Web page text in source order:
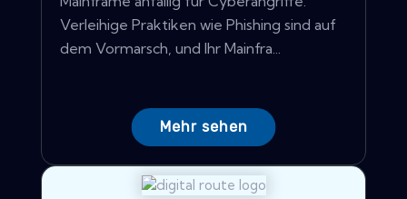
Verleihige Praktiken wie Phishing sind auf
dem Vormarsch, und Ihr Mainfra...
Mehr sehen